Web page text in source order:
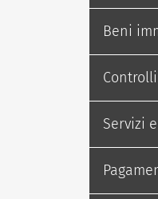
Beni
Servizi